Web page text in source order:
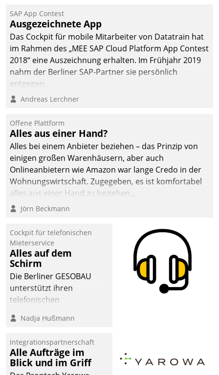
Einsparungen durch optimierte und automatisierte
Prozesse. Doch man darf nicht zu viel erwarten: Allein
mit der Einführung einer neuen Software ist es nicht
getan. Die Digitalisierung erfordert von Unternehmen
die Bereitschaft, sich zu überprüfen, zu hinterfragen
und zu verändern.
SAP App Contest
Ausgezeichnete App
Das Cockpit für mobile Mitarbeiter von Datatrain hat
im Rahmen des „MEE SAP Cloud Platform App Contest
2018“ eine Auszeichnung erhalten. Im Frühjahr 2019
nahm der Berliner SAP-Partner sie persönlich
entgegen.
Andreas Lerchner
Offene Plattform
Alles aus einer Hand?
Alles bei einem Anbieter beziehen – das Prinzip von
einigen großen Warenhäusern, aber auch
Onlineanbietern wie Amazon war lange Credo in der
Wohnungswirtschaft. Zugegeben, es ist komfortabel
alles aus einer Hand zu beziehen...
Jörn Beckmann
Cockpit für telefonischen
Mieterservice
Alles auf dem
Schirm
Die Berliner GESOBAU
unterstützt ihren
telefonischen
digitalen Cockpit, das
passende Fragen und
Schlagworte auswirft.
Eine intuitive
Nadja Hußmann
Integrationspartnerschaft
Alle Aufträge im
Blick und im Griff